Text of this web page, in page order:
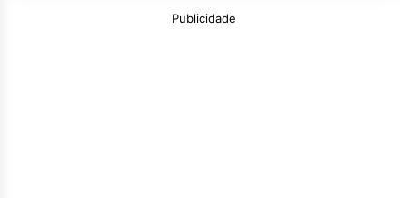
Publicidade